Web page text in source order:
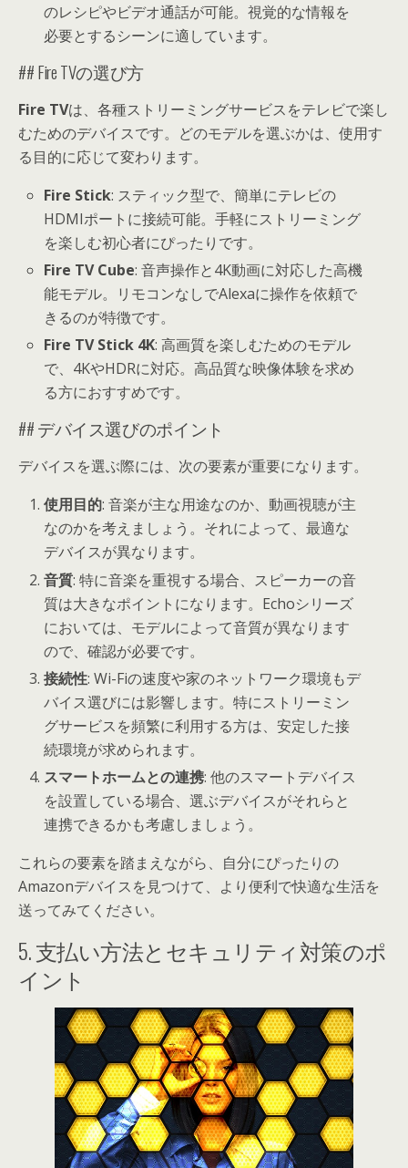
のレシピやビデオ通話が可能。視覚的な情報を
必要とするシーンに適しています。
## Fire TVの選び方
Fire TVは、各種ストリーミングサービスをテレビで楽し
むためのデバイスです。どのモデルを選ぶかは、使用す
る目的に応じて変わります。
Fire Stick: スティック型で、簡単にテレビの
HDMIポートに接続可能。手軽にストリーミング
を楽しむ初心者にぴったりです。
Fire TV Cube: 音声操作と4K動画に対応した高機
能モデル。リモコンなしでAlexaに操作を依頼で
きるのが特徴です。
Fire TV Stick 4K: 高画質を楽しむためのモデル
で、4KやHDRに対応。高品質な映像体験を求め
る方におすすめです。
## デバイス選びのポイント
デバイスを選ぶ際には、次の要素が重要になります。
使用目的: 音楽が主な用途なのか、動画視聴が主
なのかを考えましょう。それによって、最適な
デバイスが異なります。
音質: 特に音楽を重視する場合、スピーカーの音
質は大きなポイントになります。Echoシリーズ
においては、モデルによって音質が異なります
ので、確認が必要です。
接続性: Wi-Fiの速度や家のネットワーク環境もデ
バイス選びには影響します。特にストリーミン
グサービスを頻繁に利用する方は、安定した接
続環境が求められます。
スマートホームとの連携: 他のスマートデバイス
を設置している場合、選ぶデバイスがそれらと
連携できるかも考慮しましょう。
これらの要素を踏まえながら、自分にぴったりの
Amazonデバイスを見つけて、より便利で快適な生活を
送ってみてください。
5. 支払い方法とセキュリティ対策のポ
イント